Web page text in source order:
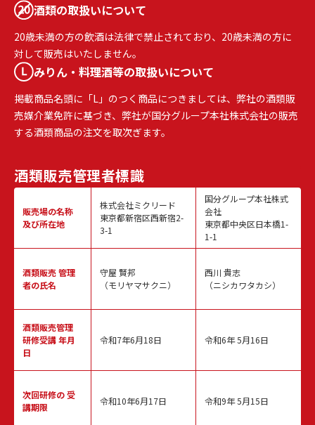
酒類の取扱いについて
20歳未満の方の飲酒は法律で禁止されており、20歳未満の方に
対して販売はいたしません。
みりん・料理酒等の取扱いについて
掲載商品名頭に「L」のつく商品につきましては、弊社の酒類販
売媒介業免許に基づき、弊社が国分グループ本社株式会社の販売
する酒類商品の注文を取次ぎます。
酒類販売管理者標識
販売場の名称
及び所在地
酒類販売管理
者の氏名
酒類販売管理
研修受講 年月
日
次回研修の受
講期限
株式会社ミクリード
東京都新宿区西新宿2-
3-1
守屋 賢邦
（モリヤマサクニ）
令和7年6月18日
令和10年6月17日
国分グループ本社株式
会社
東京都中央区日本橋1-
1-1
西川 貴志
（ニシカワタカシ）
令和6年 5月16日
令和9年 5月15日